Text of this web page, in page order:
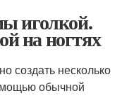
иголкой.
на ногтях
создать несколько
обычной